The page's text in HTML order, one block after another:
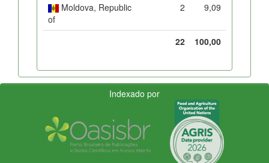
Moldova, Republic
of
2 9,09
22 100,00
Indexado por